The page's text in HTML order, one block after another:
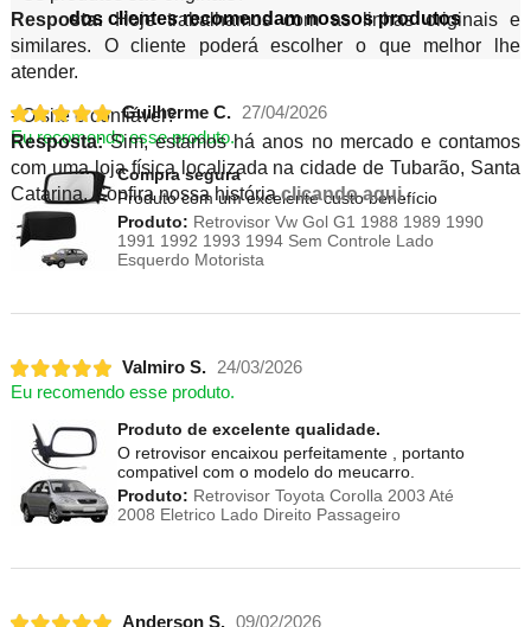
Resposta:Hoje trabalhamos com as linhas originais e
similares. O cliente poderá escolher o que melhor lhe
atender.
- O site é confiável?
Resposta:Sim, estamos há anos no mercado e contamos
com uma loja física localizada na cidade de Tubarão, Santa
Catarina. Confira nossa históriaclicando aqui.
dos clientes recomendam nossos produtos
Guilherme C.
27/04/2026
Eu recomendo esse produto.
Compra segura
Produto com um excelente custo benefício
Produto: Retrovisor Vw Gol G1 1988 1989 1990
1991 1992 1993 1994 Sem Controle Lado
Esquerdo Motorista
Valmiro S.
24/03/2026
Eu recomendo esse produto.
Produto de excelente qualidade.
O retrovisor encaixou perfeitamente , portanto
compativel com o modelo do meucarro.
Produto: Retrovisor Toyota Corolla 2003 Até
2008 Eletrico Lado Direito Passageiro
Anderson S. 09/02/2026